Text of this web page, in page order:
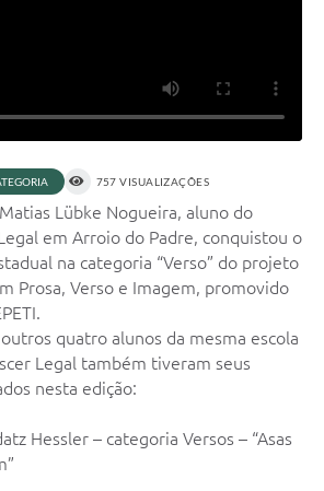
757 VISUALIZAÇÕES
Lübke Nogueira, aluno do
em Arroio do Padre, conquistou o
na categoria “Verso” do projeto
Prosa, Verso e Imagem, promovido
quatro alunos da mesma escola
Legal também tiveram seus
nesta edição:
Hessler – categoria Versos – “Asas